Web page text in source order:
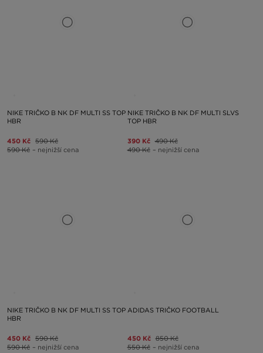
NIKE TRIČKO B NK DF MULTI SS TOP
HBR
450 Kč 590 Kč
590 Kč – nejnižší cena
NIKE TRIČKO B NK DF MULTI SLVS
TOP HBR
390 Kč 490 Kč
490 Kč – nejnižší cena
NIKE TRIČKO B NK DF MULTI SS TOP
HBR
450 Kč 590 Kč
590 Kč – nejnižší cena
ADIDAS TRIČKO FOOTBALL
450 Kč 850 Kč
550 Kč – nejnižší cena